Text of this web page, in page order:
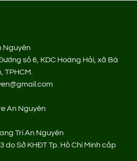
Nguyên
số 6, KDC Hoàng Hải, xã Bà
TPHCM.
An Nguyên
Trí An Nguyên
do Sở KHĐT Tp. Hồ Chí Minh cấp